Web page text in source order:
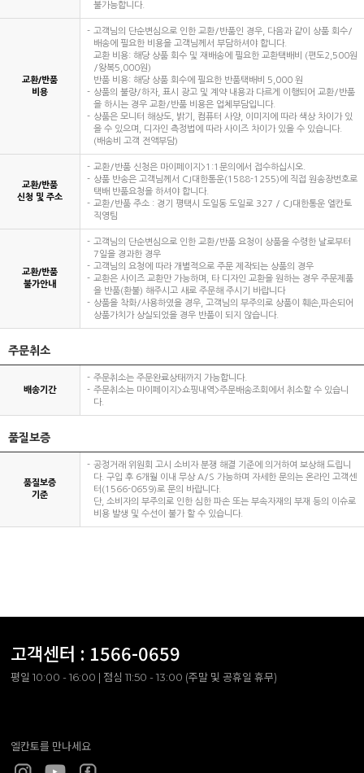
불가능합니다.
교환/반품
비용
고객님의 단순변심으로 인한 교환/반품인 경우, 다음과 같이 상품 회수/
배송에 필요한 비용을 고객님께서 부담하셔야 합니다.
교환 비용: 해당 상품 회수 및 재배송에 필요한 교환택배비 (편도2,500원
/왕복5,000원)
반품 비용: 해당 상품 회수에 필요한 반품택배비 5,000 원
상품의 불량/하자, 표시 광고 및 계약 내용과 다르게 이행되어 교환/반품
을 하시는 경우 교환/반품 비용은 업체부담입니다.
상품은 모니터 해상도, 밝기, 컴퓨터 사양, 이미지에 따라 색상 차이가 있
을 수 있으며, 디자인 측정법에 따라 사이즈 차이가 있을 수 있습니다.
(배송비 고객 전액부담)
교환/반품
신청 및 주소
교환/반품 신청은 마이페이지>1:1문의에서 접수하십시오.
상품 반송은 고객님께서 CJ대한통운(1588-1255)에 직접 원송장번호로
택배 반품요청을 하셔야 합니다.
교환/반품 주소 : 경기 평택시 도일동 도일로 327 / CJ대한통운 엘칸토
직영팀
교환/반품
불가안내
고객님의 단순변심으로 인한 교환/반품 요청이 상품을 수령한 날로부터
7일을 경과한 경우
고객님의 요청에 따라 개별적으로 주문 제작되는 상품의 경우
교환은 사이즈 교환만 가능하며, 타 디자인 교환을 원하는 경우 주문제품
을 반품(환불) 해주시고 새로 주문해 주시기 바랍니다
상품을 착화/사용하였을 경우, 고객님의 부주의로 상품이 훼손,파손되어
상품가치가 상실되었을 경우 반품이 되지 않습니다.
주문취소
배송기간
주문취소는 주문완료상태까지 가능합니다.
주문취소는 마이페이지>쇼핑내역>주문배송조회에서 취소할 수 있습니
다.
품질보증
품질보증
기준
공정거래 위원회 고시 소비자 분쟁 해결 기준에 의거하여 보상해 드립니
다. 구입 후 6개월 이내 무상 A/S 가능하며 자세한 문의는 온라인 고객센
터(1566-0659)로 문의 바랍니다.
단, 소비자의 부주의로 인한 심한 파손 또는 부속자재의 부재 등의 이슈로
비용 발생 및 수선이 불가 할 수 있습니다.
고객센터 : 1566-0659
평일 10:00 - 16:00 | 점심 11:50 - 13:00 (주말 및 공휴일 휴무)
엘칸토를 만나세요